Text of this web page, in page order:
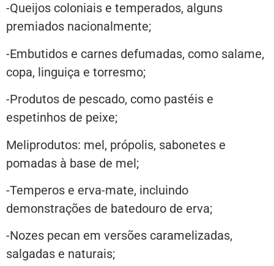
-Queijos coloniais e temperados, alguns
premiados nacionalmente;
-Embutidos e carnes defumadas, como salame,
copa, linguiça e torresmo;
-Produtos de pescado, como pastéis e
espetinhos de peixe;
Meliprodutos: mel, própolis, sabonetes e
pomadas à base de mel;
-Temperos e erva-mate, incluindo
demonstrações de batedouro de erva;
-Nozes pecan em versões caramelizadas,
salgadas e naturais;